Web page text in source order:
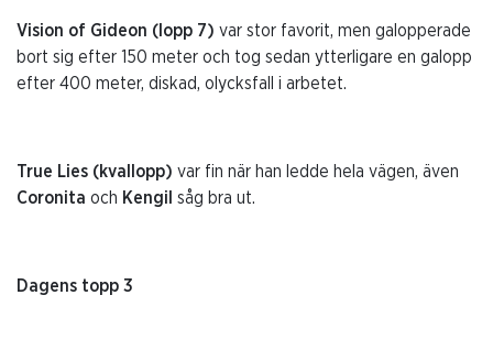
Vision of Gideon (lopp 7) var stor favorit, men galopperade
bort sig efter 150 meter och tog sedan ytterligare en galopp
efter 400 meter, diskad, olycksfall i arbetet.
True Lies (kvallopp) var fin när han ledde hela vägen, även
Coronita och Kengil såg bra ut.
Dagens topp 3